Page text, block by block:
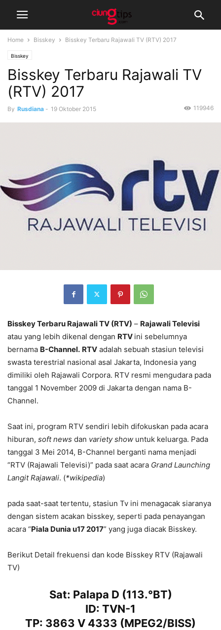
Home Bisskey Bisskey Terbaru Rajawali TV (RTV) 2017
Bisskey
Bisskey Terbaru Rajawali TV
(RTV) 2017
By Rusdiana - 19 Oktober 2015 119946
Bisskey Terbaru Rajawali TV (RTV) – Rajawali Televisi
atau yang lebih dikenal dengan RTV ini sebelumnya
bernama B-Channel. RTV adalah sebuah stasiun televisi
swasta terestrial nasional asal Jakarta, Indonesia yang
dimiliki oleh Rajawali Corpora. RTV resmi mengudara pada
tanggal 1 November 2009 di Jakarta dengan nama B-
Channel.
Saat ini, program RTV sendiri lebih difokuskan pada acara
hiburan, soft news dan variety show untuk keluarga. Pada
tanggal 3 Mei 2014, B-Channel berganti nama menjadi
“RTV (Rajawali Televisi)” pada saat acara Grand Launching
Langit Rajawali. (*wikipedia)
pada saat-saat tertentu, stasiun Tv ini menagacak siaranya
dengan sistem acakan bisskey, seperti pada penayangan
acara “Piala Dunia u17 2017” yang juga diacak Bisskey.
Berikut Detail frekuensi dan kode Bisskey RTV (Rajawali
TV)
Sat: Palapa D (113.°BT)
ID: TVN-1
TP: 3863 V 4333 (MPEG2/BISS)